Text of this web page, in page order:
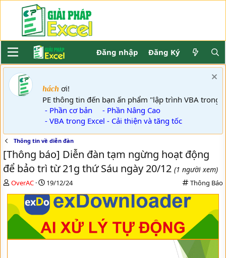
Đăng nhập Đăng Ký
Khách ơi!
GPE thông tin đến bạn ấn phẩm "lập trình VBA
- Phần cơ bản
- Phần Nâng Cao
- VBA trong Excel - Cải thiện và tăng tốc
Thông tin về diễn đàn
[Thông báo] Diễn đàn tạm ngừng hoạt động
để bảo trì từ 21g thứ Sáu ngày 20/12 (1 người xem)
C
t
o
r
Thông Báo
T
a
s
OverAC
N
à
y
ử
i
19/12/24